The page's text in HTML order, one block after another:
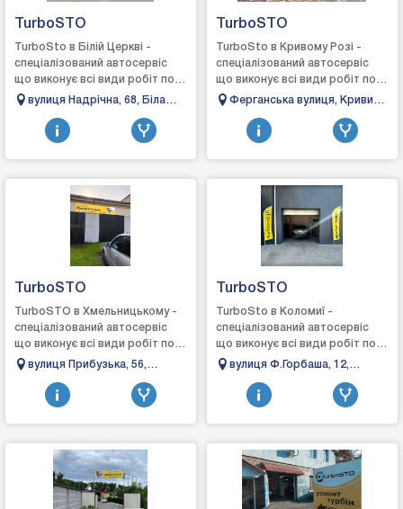
TurboSTO
TurboSto в Білій Церкві -
спеціалізований автосервіс
що виконує всі види робіт по
турбінах: зняття, діагностика,
виго...
вулиця Надрічна, 68, Біла
Церква, Київська обл., 09100
TurboSTO
TurboSto в Кривому Розі -
спеціалізований автосервіс
що виконує всі види робіт по
турбінах: зняття, діагностика,
виго...
Ферганська вулиця, Кривий
Ріг, Дніпропетровська
область, 50000
TurboSTO
TurboSTO в Хмельницькому -
спеціалізований автосервіс
що виконує всі види робіт по
турбінах: зняття, діагностика,
вулиця Прибузька, 56,
Хмельницький, Хмельницька
область, 29000
TurboSTO
TurboSto в Коломиї -
спеціалізований автосервіс
що виконує всі види робіт по
турбінах: зняття, діагностика,
виготовле...
вулиця Ф.Горбаша, 12,
Коломия, Івано-Франківська
область